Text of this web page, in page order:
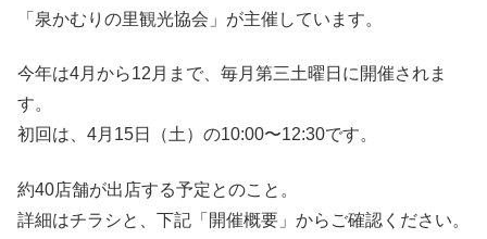
「泉かむりの里観光協会」が主催しています。
今年は4月から12月まで、毎月第三土曜日に開催されま
す。
初回は、4月15日（土）の10:00〜12:30です。
約40店舗が出店する予定とのこと。
詳細はチラシと、下記「開催概要」からご確認ください。